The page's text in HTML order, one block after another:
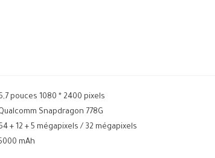
pouces 1080 * 2400 pixels
Snapdragon 778G
+ 12 + 5 mégapixels / 32 mégapixels
mAh